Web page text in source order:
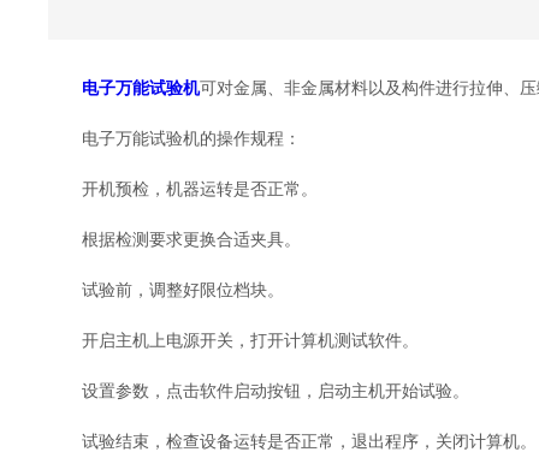
电子万能试验机可对金属、非金属材料以及构件进行拉伸、
电子万能试验机的操作规程：
开机预检，机器运转是否正常。
根据检测要求更换合适夹具。
试验前，调整好限位档块。
开启主机上电源开关，打开计算机测试软件。
设置参数，点击软件启动按钮，启动主机开始试验。
试验结束，检查设备运转是否正常，退出程序，关闭计算机。